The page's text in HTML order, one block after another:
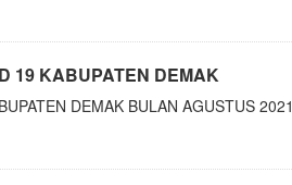
19 KABUPATEN DEMAK
DEMAK BULAN AGUSTUS 2021